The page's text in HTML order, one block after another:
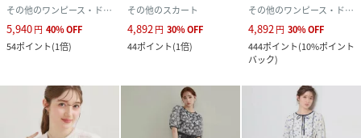
その他のワンピース・ドレス
5,940円 40%OFF
54ポイント(1倍)
その他のスカート
4,892 円 30%OFF
44ポイント(1倍)
その他のワンピース・ドレス
4,892 円 30%OFF
444ポイント(10%ポイント
バック)